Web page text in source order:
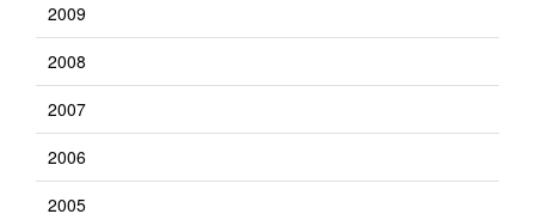
2009
2008
2007
2006
2005